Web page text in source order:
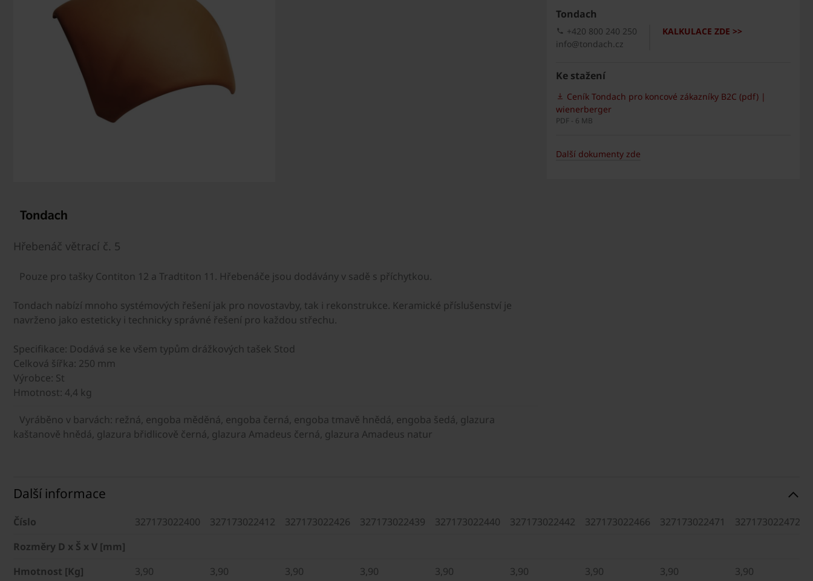
Hřebenáč větrací č. 5
Pouze pro tašky Contiton 12 a Tradtiton 11. Hřebenáče jsou dodávány v sadě s příchytkou.
Tondach nabízí mnoho systémových řešení jak pro novostavby, tak i rekonstrukce. Keramické příslušenství je
navrženo jako esteticky i technicky správné řešení pro každou střechu.
Specifikace: Dodává se ke všem typům drážkových tašek Stod
Celková šířka: 250 mm
Výrobce: St
Hmotnost: 4,4 kg
Vyráběno v barvách: režná, engoba měděná, engoba černá, engoba tmavě hnědá, engoba šedá, glazura
kaštanově hnědá, glazura břidlicově černá, glazura Amadeus černá, glazura Amadeus natur
Tondach
KALKULACE ZDE >>
+420 800 240 250
info@tondach.cz
Ke stažení
Ceník Tondach pro koncové zákazníky B2C (pdf) |
wienerberger
PDF - 6 MB
Další dokumenty zde
Další informace
Číslo 327173022400 327173022412 327173022426 327173022439 327173022440 327173022442 327173022466 327173022471
327173022472
Rozměry D x Š x V [mm]
Hmotnost [Kg]
3,90 3,90 3,90 3,90 3,90 3,90 3,90 3,90 3,90